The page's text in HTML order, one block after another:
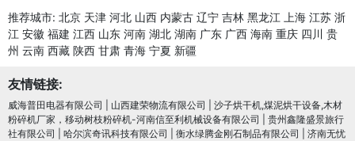
推荐城市: 北京 天津 河北 山西 内蒙古 辽宁 吉林 黑龙江 上海 江苏 浙
江 安徽 福建 江西 山东 河南 湖北 湖南 广东 广西 海南 重庆 四川 贵
州 云南 西藏 陕西 甘肃 青海 宁夏 新疆
友情链接:
威海普田电器有限公司 山西建荣物流有限公司
沙子烘干机,煤泥烘干设备,木材
粉碎机厂家，移动树枝粉碎机-河南信至利机械设备有限公司
贵州鑫隆盛景旅行
社有限公司
哈尔滨奇讯科技有限公司 衡水绿腾金刚石制品有限公司
济南无忧